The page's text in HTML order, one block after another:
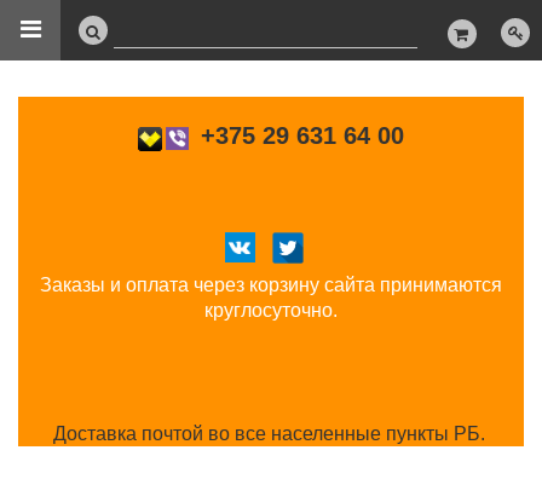
+375 29 631 64 00
Заказы и оплата через корзину сайта принимаются
круглосуточно.
Доставка почтой во все населенные пункты РБ.